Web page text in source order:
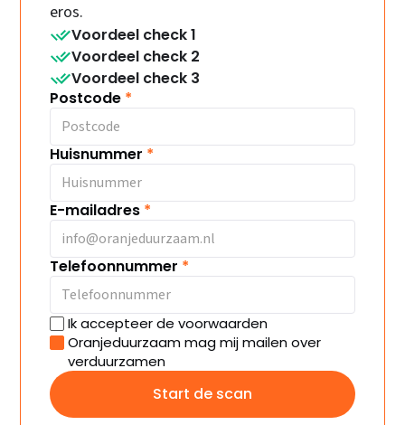
eros.
Voordeel check 1
Voordeel check 2
Voordeel check 3
Postcode *
Huisnummer *
E-mailadres *
Telefoonnummer *
Ik accepteer de voorwaarden
Oranjeduurzaam mag mij mailen over
verduurzamen
Start de scan